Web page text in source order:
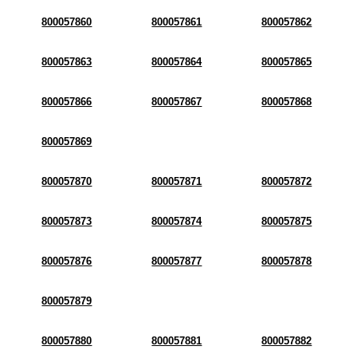
800057860 800057861 800057862
800057863 800057864 800057865
800057866 800057867 800057868
800057869
800057870 800057871 800057872
800057873 800057874 800057875
800057876 800057877 800057878
800057879
800057880 800057881 800057882